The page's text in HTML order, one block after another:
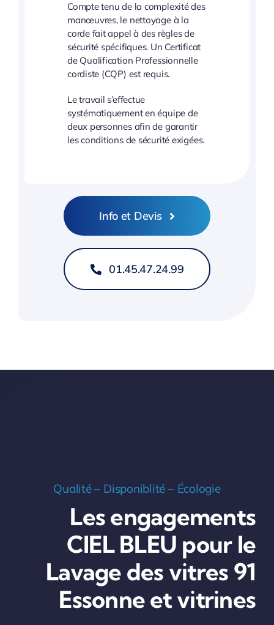
Compte tenu de la complexité des
manœuvres, le nettoyage à la
corde fait appel à des règles de
sécurité spécifiques. Un Certificat
de Qualification Professionnelle
cordiste (CQP) est requis.
Le travail s’effectue
systématiquement en équipe de
deux personnes afin de garantir
les conditions de sécurité exigées.
Info et Devis
01.45.47.24.99
Qualité – Disponiblité – Écologie
Les engagements
CIEL BLEU pour le
Lavage des vitres 91
Essonne et vitrines